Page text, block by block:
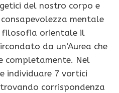
del nostro corpo e
mentale
filosofia orientale il
da un’Aurea che
completamente. Nel
individuare 7 vortici
trovando corrispondenza